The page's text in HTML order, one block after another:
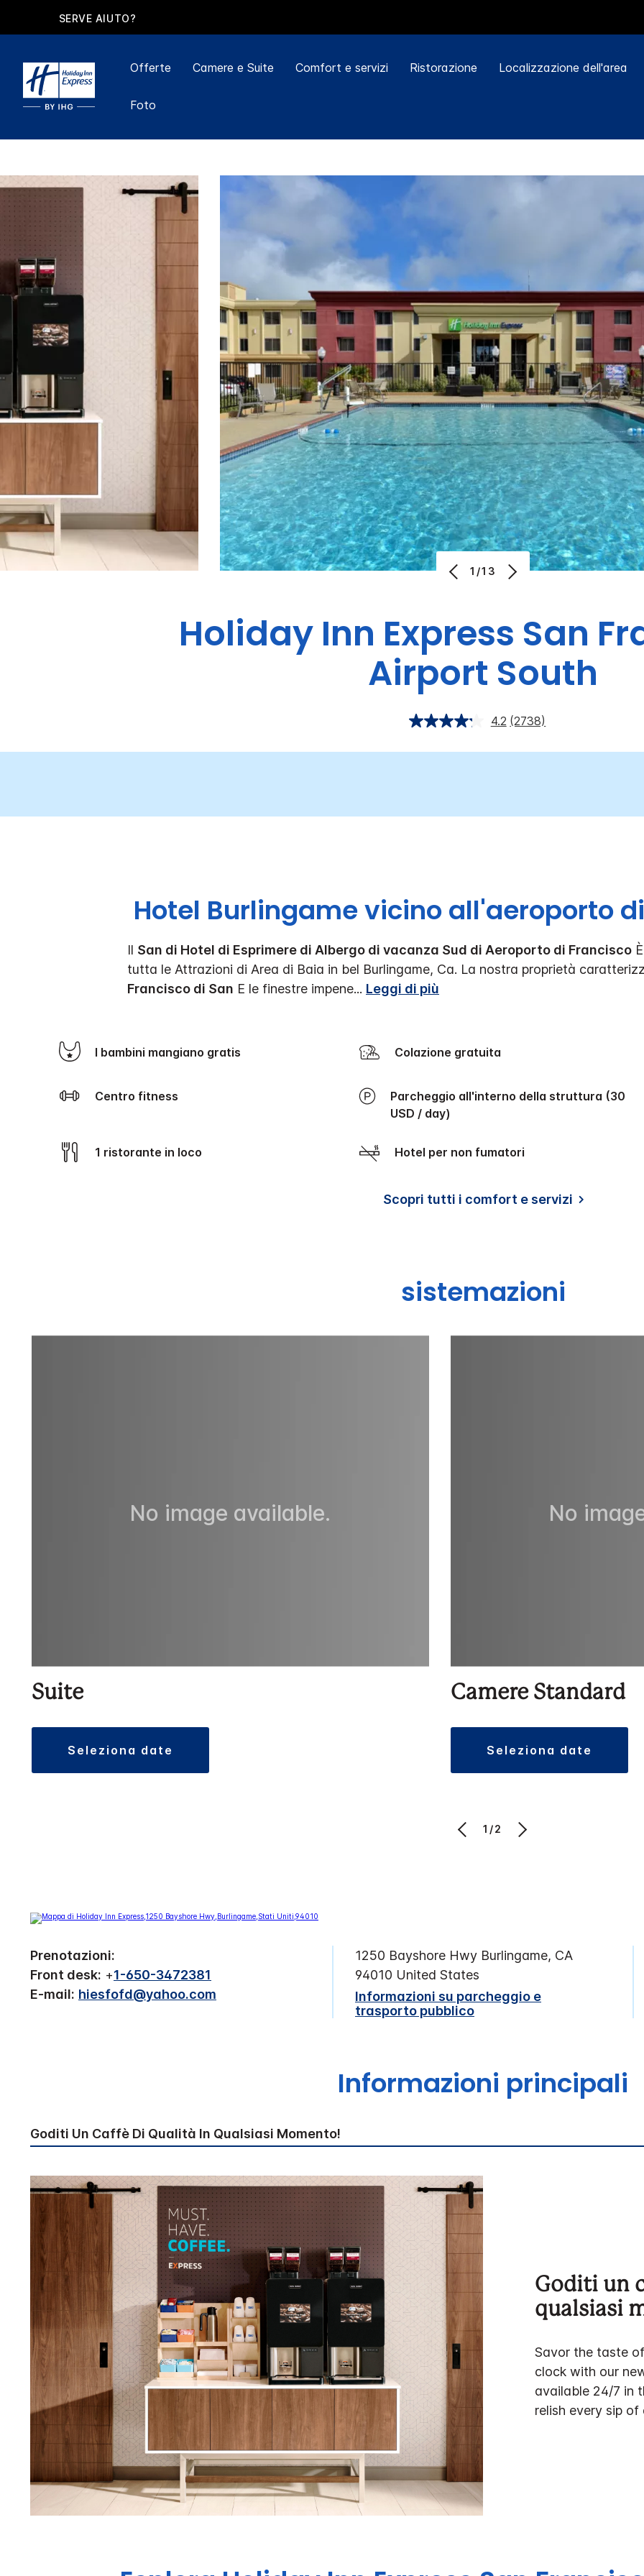
SERVE AIUTO?
Offerte Camere e Suite Comfort e servizi Ristorazione Localizzazione dell'area
Foto
1/13
Holiday Inn Express San
Airport South
4.2 (2738)
Hotel Burlingame vicino all'aeroporto
Il San di Hotel di Esprimere di Albergo di vacanza Sud di Aeroporto di Francisco
tutta le Attrazioni di Area di Baia in bel Burlingame, Ca. La nostra proprietà
Francisco di San E le finestre impene... Leggi di più
I bambini mangiano gratis Colazione gratuita
Centro fitness
Parcheggio all'interno della struttura (30
USD / day)
1 ristorante in loco Hotel per non fumatori
Scopri tutti i comfort e servizi
sistemazioni
No image available.
Suite
seleziona date
No
Camere Standard
seleziona date
1/2
Prenotazioni:
Front desk: +1-650-3472381
E-mail: hiesfofd@yahoo.com
1250 Bayshore Hwy Burlingame, CA
94010 United States
Informazioni su parcheggio e
trasporto pubblico
Informazioni principali
Goditi Un Caffè Di Qualità In Qualsiasi Momento!
Goditi un
qualsiasi
Savor the taste
clock with our
available 24/7 in
relish every sip